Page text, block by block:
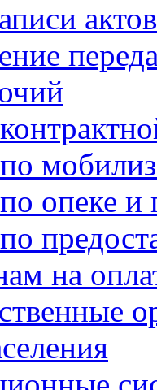
опеке и
на